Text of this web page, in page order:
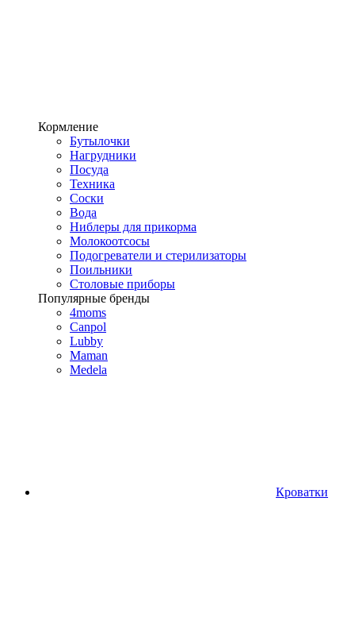
Кормление
Бутылочки
Нагрудники
Посуда
Техника
Соски
Вода
Ниблеры для прикорма
Молокоотсосы
Подогреватели и стерилизаторы
Поильники
Столовые приборы
Популярные бренды
4moms
Canpol
Lubby
Maman
Medela
Кроватки